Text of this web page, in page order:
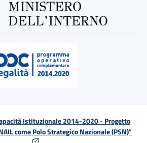
Istituzionale 2014-2020 - Progetto
come Polo Strategico Nazionale (PSN)"